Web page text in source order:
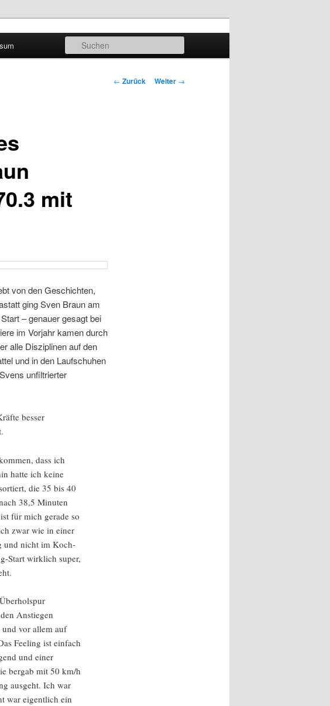
Beitrags-
← Zurück Weiter →
mit
von den Geschichten,
ging Sven Braun am
– genauer gesagt bei
im Vorjahr kamen durch
alle Disziplinen auf den
und in den Laufschuhen
unfiltrierter
besser
dass ich
hatte ich keine
die 35 bis 40
38,5 Minuten
für mich gerade so
zwar wie in einer
und nicht im Koch-
Start wirklich super,
Anstiegen
vor allem auf
Feeling ist einfach
und einer
bergab mit 50 km/h
ausgeht. Ich war
war eigentlich ein